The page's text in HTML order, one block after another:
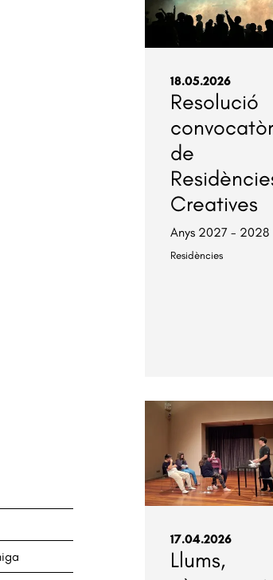
18.05.2026
Resolució
de
Creatives
Anys 2027 - 2028
Residències
17.04.2026
Llums,